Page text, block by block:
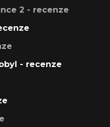
2 - recenze
- recenze